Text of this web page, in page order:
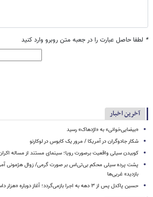
* لطفا حاصل عبارت را در جعبه متن روبرو وارد کنید
آخرین اخبار
«بیضایی‌خوانی» به «اژدهاک» رسید
شکار جادوگران در آمریکا / مرور یک کابوس در لوکارنو
کوبیدن سیلی واقعیت برصورت رویا؛ سینمای مستند از مساله
پشت پرده سیلی محکم بی‌تی‌اس بر صورت گرمی/ زوال هژمونی
بازدید» غربی‌ها
حسین پاکدل پس از ۳ دهه به اجرا بازمی‌گردد؛ آغاز دوباره «هزار داستان»